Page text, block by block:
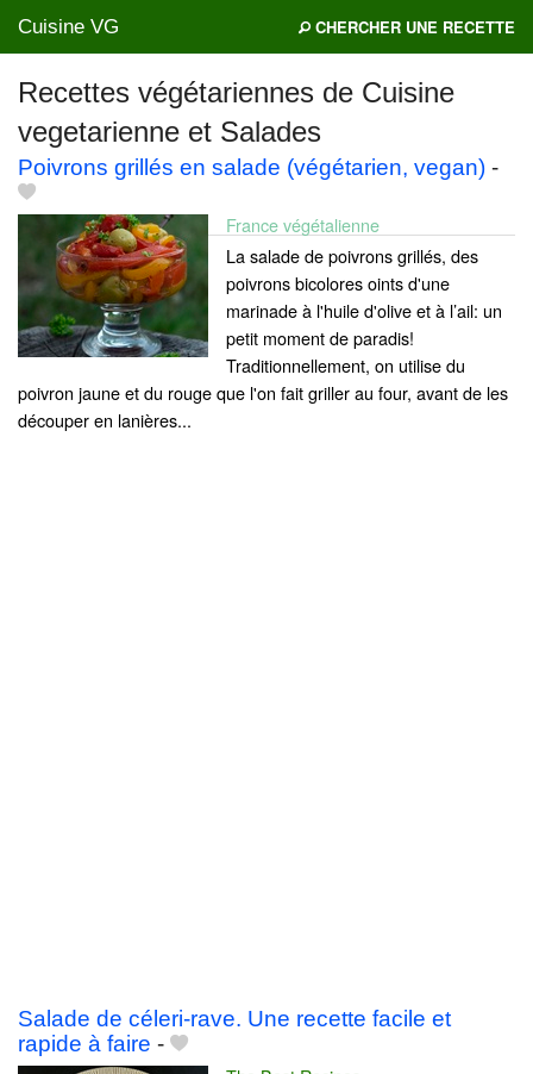
Cuisine VG CHERCHER UNE RECETTE
Mes blogs préférés
Recettes végétariennes de Cuisine
vegetarienne et Salades
Poivrons grillés en salade (végétarien, vegan) -
France végétalienne
La salade de poivrons grillés, des
poivrons bicolores oints d'une
marinade à l'huile d'olive et à l’ail: un
petit moment de paradis!
Traditionnellement, on utilise du
poivron jaune et du rouge que l'on fait griller au four, avant de les
découper en lanières...
Salade de céleri-rave. Une recette facile et
rapide à faire -